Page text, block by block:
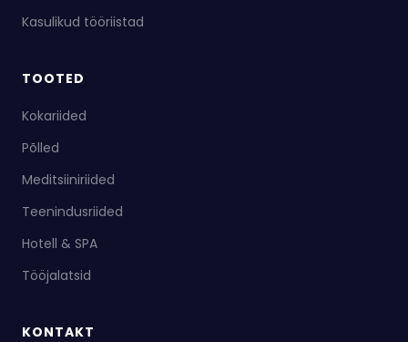
Kasulikud tööriistad
TOOTED
Kokariided
Põlled
Meditsiiniriided
Teenindusriided
Hotell & SPA
Tööjalatsid
KONTAKT